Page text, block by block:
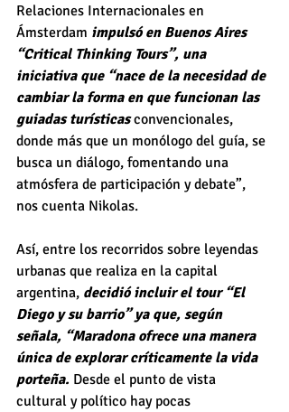
Relaciones Internacionales en
Ámsterdam impulsó en Buenos Aires
“Critical Thinking Tours”, una
iniciativa que “nace de la necesidad de
cambiar la forma en que funcionan las
guiadas turísticas convencionales,
donde más que un monólogo del guía, se
busca un diálogo, fomentando una
atmósfera de participación y debate”,
nos cuenta Nikolas.
Así, entre los recorridos sobre leyendas
urbanas que realiza en la capital
argentina, decidió incluir el tour “El
Diego y su barrio” ya que, según
señala, “Maradona ofrece una manera
única de explorar críticamente la vida
porteña. Desde el punto de vista
cultural y político hay pocas